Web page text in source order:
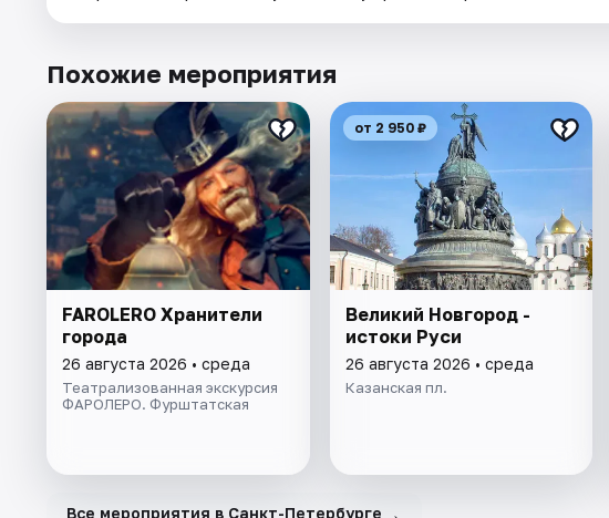
Похожие мероприятия
FAROLERO Хранители
города
26 августа 2026 • среда
Театрализованная экскурсия
ФАРОЛЕРО. Фурштатская
от 2 950 ₽
Великий Новгород -
истоки Руси
26 августа 2026 • среда
Казанская пл.
Все мероприятия в Санкт-Петербурге